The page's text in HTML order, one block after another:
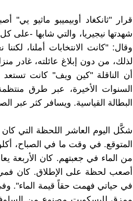
قرار "ثانكغاد أوبيميبو ماثيو يي"
شهدتها نيجيريا، والتي شابها -
وقال: "كانت الانتخابات أملنا،
لذلك، من دون إبلاغ عائلته، غادر
أن الناقلة "كين ويف" كانت
السنوات الأخيرة، عبر طرق
البطالة القياسية. ويسافر كثر عبر
شكَّل اليوم العاشر اللحظة التي
المتوقع. في وقت ما في الصباح،
من الماء في جعبتهم. كان الأربعة
أصعب لحظة على الإطلاق. كان فمي
في حياتي فهمت حقاً قيمة الماء".